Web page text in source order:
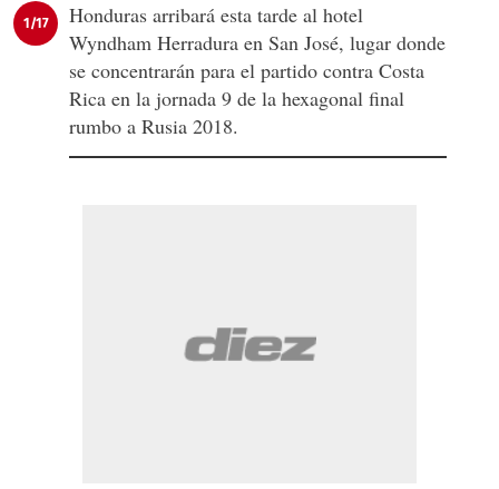
1/17
Honduras arribará esta tarde al hotel
Wyndham Herradura en San José, lugar donde
se concentrarán para el partido contra Costa
Rica en la jornada 9 de la hexagonal final
rumbo a Rusia 2018.